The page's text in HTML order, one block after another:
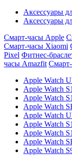
Аксессуары
Аксессуары
Смарт-часы Apple
Смарт-часы Xiaomi
Pixel Фитнес-
часы Amazfit
Apple Watch
Apple Watch
Apple Watch
Apple Watch
Apple Watch
Apple Watch
Apple Watch
Apple Watch
Apple Watch